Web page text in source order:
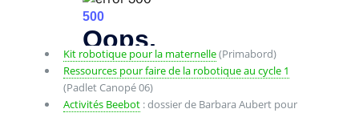
Kit robotique pour la maternelle(Primabord)
Ressources pour faire de la robotique au cycle 1
(Padlet Canopé 06)
Activités Beebot: dossier de Barbara Aubert pour